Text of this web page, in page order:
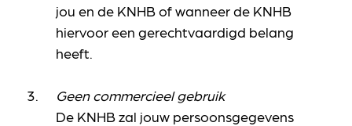
jou en de KNHB of wanneer de KNHB
hiervoor een gerechtvaardigd belang
heeft.
Geen commercieel gebruik
De KNHB zal jouw persoonsgegevens